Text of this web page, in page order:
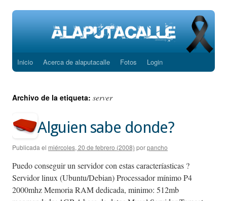
Saltar
contenido
Inicio Acerca de alaputacalle Fotos Login
Archivo de la etiqueta: server
Alguien sabe donde?
Publicada el miércoles, 20 de febrero (2008) porpancho
Puedo conseguir un servidor con estas caracteríasticas ?
Servidor linux (Ubuntu/Debian) Processador mínimo P4
2000mhz Memoria RAM dedicada, minimo: 512mb